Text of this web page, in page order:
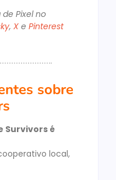
Pixel no
, X e Pinterest
sobre
Survivors é
local,